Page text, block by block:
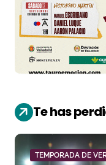
Te has
TEMPORADA DE